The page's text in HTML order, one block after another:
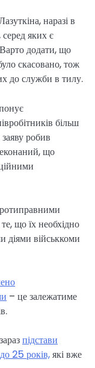
наразі в
яких є
додати, що
скасовано, тож
до служби в тилу.
більш
робив
що
що їх необхідно
діями військкоми
– це залежатиме
підстави
до 25 років,які вже